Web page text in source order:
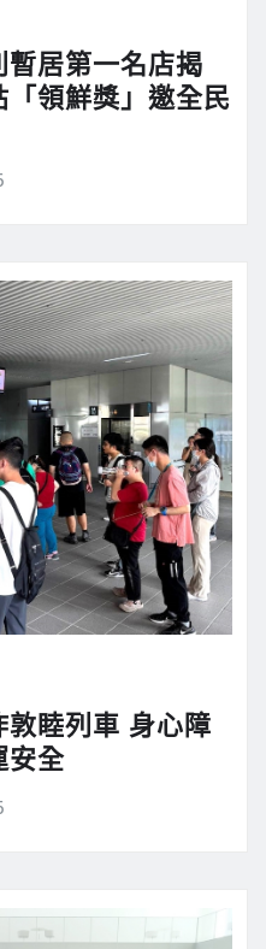
居第一名店揭
領鮮獎」邀全民
睦列車 身心障
安全